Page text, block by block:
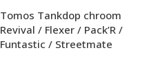
Tomos Tankdop chroom
Revival / Flexer / Pack’R /
Funtastic / Streetmate